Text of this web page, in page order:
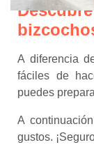
A diferencia
fáciles de
puedes
A
gustos.